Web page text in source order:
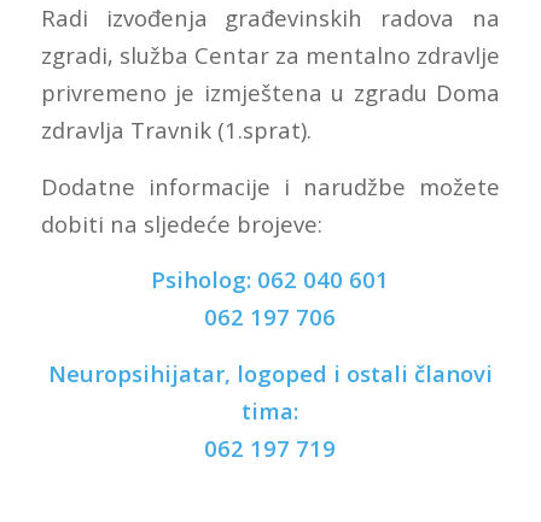
Radi izvođenja građevinskih radova na
zgradi, služba Centar za mentalno zdravlje
privremeno je izmještena u zgradu Doma
zdravlja Travnik (1.sprat).
Dodatne informacije i narudžbe možete
dobiti na sljedeće brojeve:
Psiholog: 062 040 601
062 197 706
Neuropsihijatar, logoped i ostali članovi
tima:
062 197 719